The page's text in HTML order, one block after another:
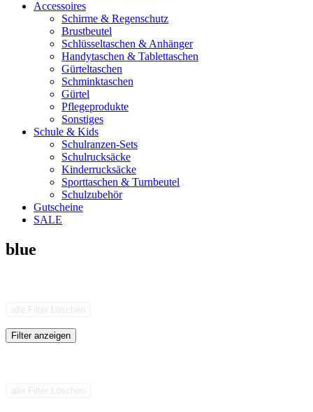
Accessoires
Schirme & Regenschutz
Brustbeutel
Schlüsseltaschen & Anhänger
Handytaschen & Tablettaschen
Gürteltaschen
Schminktaschen
Gürtel
Pflegeprodukte
Sonstiges
Schule & Kids
Schulranzen-Sets
Schulrucksäcke
Kinderrucksäcke
Sporttaschen & Turnbeutel
Schulzubehör
Gutscheine
SALE
blue
Filter anzeigen